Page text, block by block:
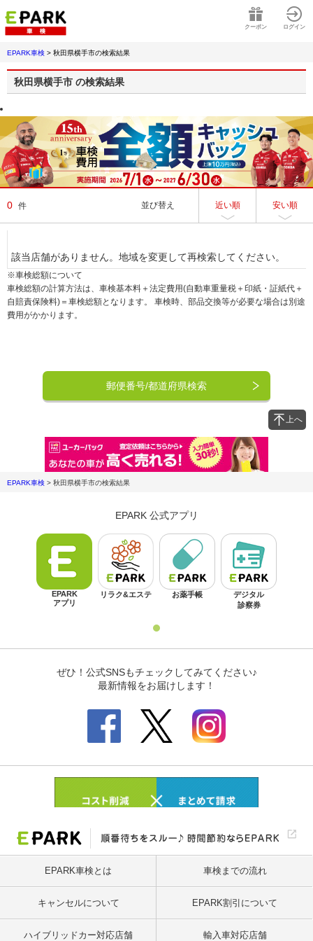
クーポン ログイン
EPARK車検 > 秋田県横手市の検索結果
秋田県横手市 の検索結果
0 件 並び替え 近い順 安い順
該当店舗がありません。地域を変更して再検索してください。
※車検総額について
車検総額の計算方法は、車検基本料＋法定費用(自動車重量税＋印紙・証紙代＋
自賠責保険料)＝車検総額となります。 車検時、部品交換等が必要な場合は別途
費用がかかります。
郵便番号/都道府県検索
上へ
EPARK車検 > 秋田県横手市の検索結果
EPARK車検とは 車検までの流れ
キャンセルについて EPARK割引について
ハイブリッドカー対応店舗 輸入車対応店舗